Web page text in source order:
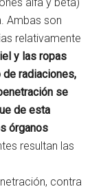
Ambas son
relativamente
y las ropas
radiaciones,
se
de esta
órganos
resultan las
contra